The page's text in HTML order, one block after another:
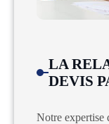
LA
DEVIS
Notre expertise